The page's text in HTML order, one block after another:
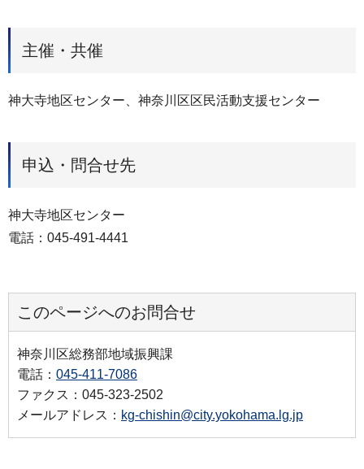
主催・共催
神大寺地区センター、神奈川区区民活動支援センター
申込・問合せ先
神大寺地区センター
電話：045-491-4441
このページへのお問合せ
神奈川区総務部地域振興課
電話： 045-411-7086
ファクス：045-323-2502
メールアドレス： kg-chishin@city.yokohama.lg.jp